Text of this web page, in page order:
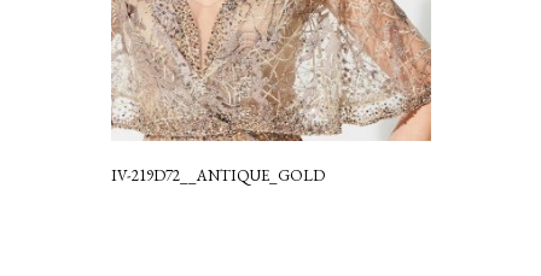
IV-219D72__ANTIQUE_GOLD